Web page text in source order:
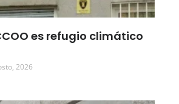
es refugio climático
2026